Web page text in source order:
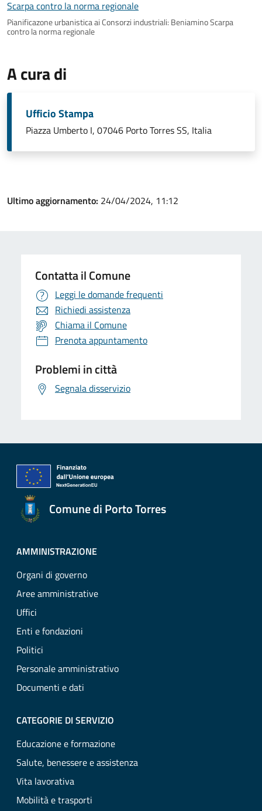
Pianificazone urbanistica ai Consorzi industriali: Beniamino Scarpa
contro la norma regionale
A cura di
Ufficio Stampa
Piazza Umberto I, 07046 Porto Torres SS, Italia
Ultimo aggiornamento: 24/04/2024, 11:12
Contatta il Comune
Leggi le domande frequenti
Richiedi assistenza
Chiama il Comune
Prenota appuntamento
Problemi in città
Segnala disservizio
Comune di Porto Torres
AMMINISTRAZIONE
Organi di governo
Aree amministrative
Uffici
Enti e fondazioni
Politici
Personale amministrativo
Documenti e dati
CATEGORIE DI SERVIZIO
Educazione e formazione
Salute, benessere e assistenza
Vita lavorativa
Mobilità e trasporti